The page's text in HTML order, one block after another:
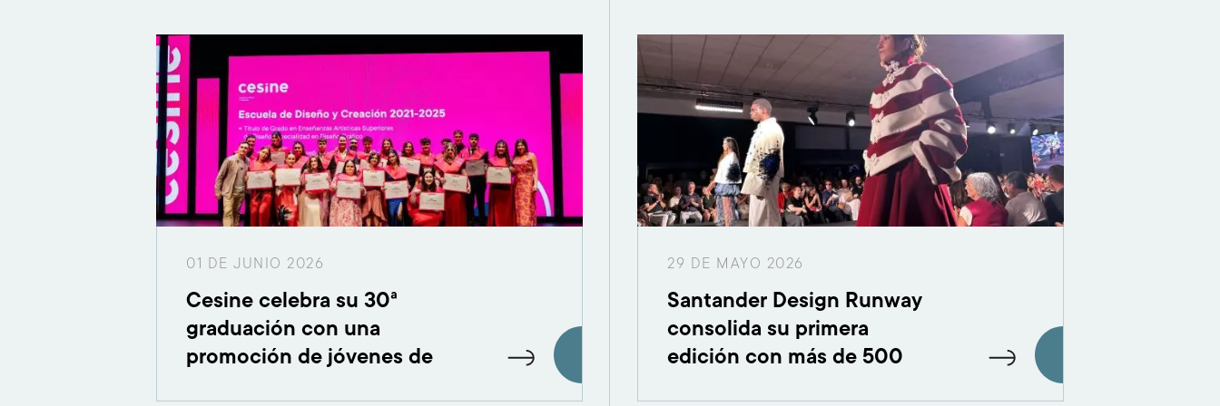
01 DE JUNIO 2026
Cesine celebra su 30ª
graduación con una
promoción de jóvenes de
29 DE MAYO 2026
Santander Design Runway
consolida su primera
edición con más de 500